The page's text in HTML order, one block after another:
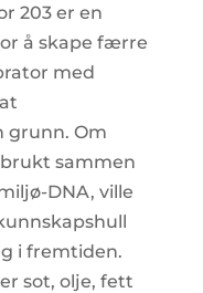
203 er en
å skape færre
med
grunn. Om
sammen
DNA, ville
i fremtiden.
sot, olje, fett